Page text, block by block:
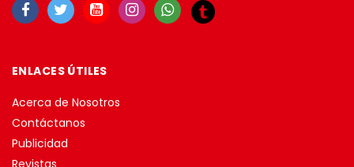
ENLACES ÚTILES
Acerca de Nosotros
Contáctanos
Publicidad